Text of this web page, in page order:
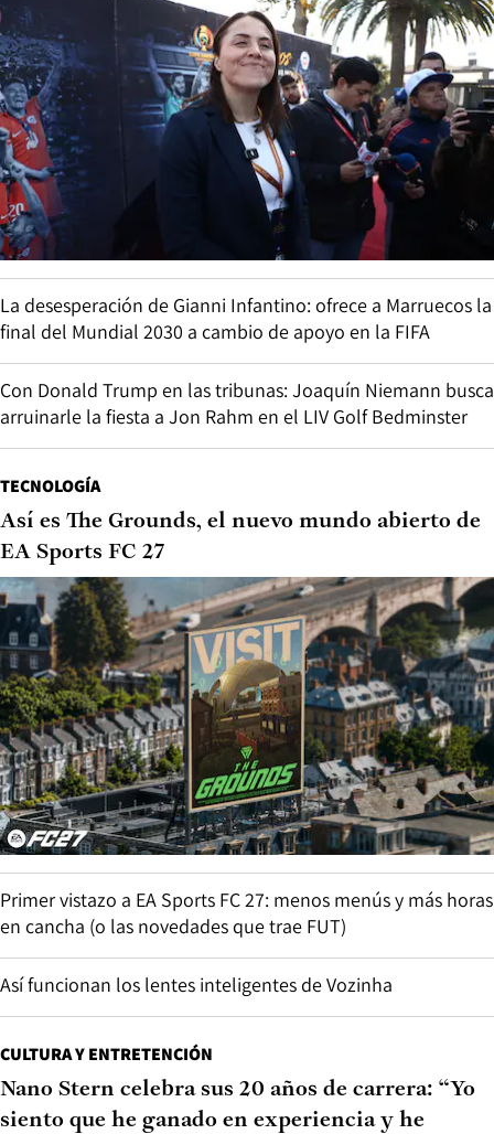
La desesperación de Gianni Infantino: ofrece a Marruecos la
final del Mundial 2030 a cambio de apoyo en la FIFA
Con Donald Trump en las tribunas: Joaquín Niemann busca
arruinarle la fiesta a Jon Rahm en el LIV Golf Bedminster
TECNOLOGÍA
Así es The Grounds, el nuevo mundo abierto de
EA Sports FC 27
Primer vistazo a EA Sports FC 27: menos menús y más horas
en cancha (o las novedades que trae FUT)
Así funcionan los lentes inteligentes de Vozinha
CULTURA Y ENTRETENCIÓN
Nano Stern celebra sus 20 años de carrera: “Yo
siento que he ganado en experiencia y he